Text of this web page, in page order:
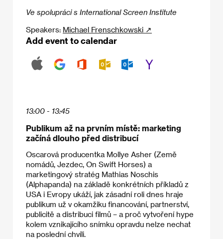
Ve spolupráci s International Screen Institute
Speakers: Michael Frenschkowski ↗
Add event to calendar
13:00 - 13:45
Publikum až na prvním místě: marketing
začíná dlouho před distribucí
Oscarová producentka Mollye Asher (Země
nomádů, Jezdec, On Swift Horses) a
marketingový stratég Mathias Noschis
(Alphapanda) na základě konkrétních příkladů z
USA i Evropy ukáží, jak zásadní roli dnes hraje
publikum už v okamžiku financování, partnerství,
publicitě a distribuci filmů – a proč vytvoření hype
kolem vznikajícího snímku opravdu nelze nechat
na poslední chvíli.